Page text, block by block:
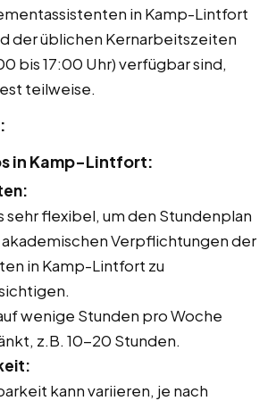
in Kamp-Lintfort
der üblichen Kernarbeitszeiten
bis 17:00 Uhr) verfügbar sind,
teilweise.
in Kamp-Lintfort:
sehr flexibel, um den Stundenplan
akademischen Verpflichtungen der
in Kamp-Lintfort zu
wenige Stunden pro Woche
z.B. 10-20 Stunden.
kann variieren, je nach